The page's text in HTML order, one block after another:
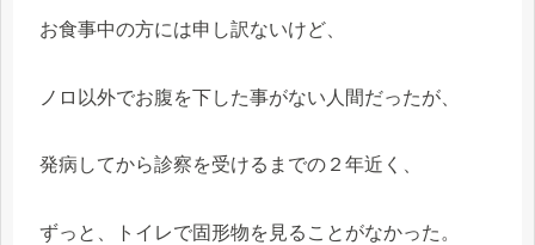
お食事中の方には申し訳ないけど、
ノロ以外でお腹を下した事がない人間だったが、
発病してから診察を受けるまでの２年近く、
ずっと、トイレで固形物を見ることがなかった。